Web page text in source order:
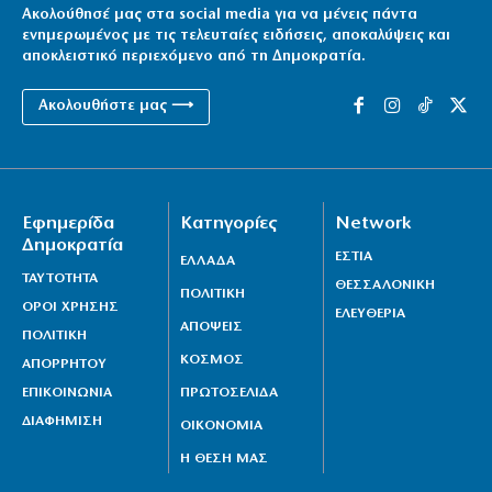
success story
8|08|2026 | 15:51
Πάτρα: Χειροπέδες σε 14χρονο εξπέρ στις
διαρρήξεις σπιτιών
ανήκει η σορός
8|08|2026 | 15:15
Ακολούθησέ μας στα social media για να μένεις πάντα
ενημερωμένος με τις τελευταίες ειδήσεις, αποκαλύψεις και
αποκλειστικό περιεχόμενο από τη Δημοκρατία.
Ακολουθήστε μας ⟶
Εφημερίδα
Δημοκρατία
ΤΑΥΤΟΤΗΤΑ
ΟΡΟΙ ΧΡΗΣΗΣ
ΠΟΛΙΤΙΚΗ
ΑΠΟΡΡΗΤΟΥ
ΕΠΙΚΟΙΝΩΝΙΑ
ΔΙΑΦΗΜΙΣΗ
Κατηγορίες
ΕΛΛΑΔΑ
ΠΟΛΙΤΙΚΗ
ΑΠΟΨΕΙΣ
ΚΟΣΜΟΣ
ΠΡΩΤΟΣΕΛΙΔΑ
ΟΙΚΟΝΟΜΙΑ
Η ΘΕΣΗ ΜΑΣ
Network
ΕΣΤΙΑ
ΘΕΣΣΑΛΟΝΙΚΗ
ΕΛΕΥΘΕΡΙΑ